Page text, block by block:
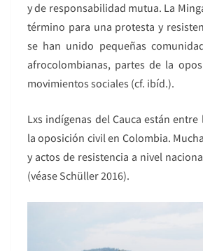
y de responsabilidad mutua. La
término para una protesta y
se han unido pequeñas
afrocolombianas, partes de la
movimientos sociales (cf. ibíd.).
Lxs indígenas del Cauca están
la oposición civil en Colombia.
y actos de resistencia a nivel
(véase Schüller 2016).